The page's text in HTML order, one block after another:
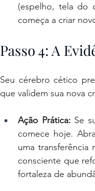
(espelho, tela do
começa a criar
Passo 4: A
Seu cérebro cético
que validem sua nova
Ação Prática: Se
comece hoje.
uma transferência
consciente que
fortaleza de